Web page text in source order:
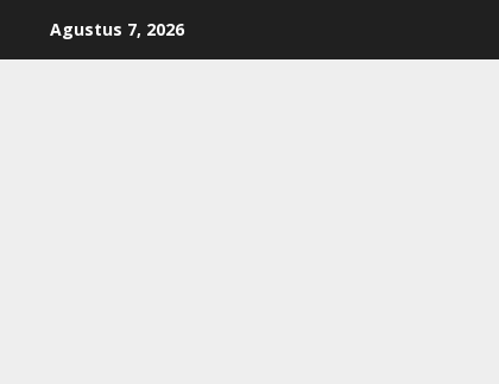
Agustus 7, 2026